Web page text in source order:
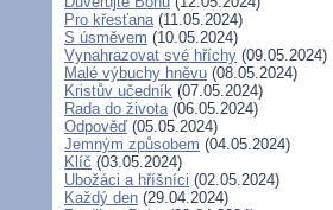
Pro křesťana(11.05.2024)
S úsměvem (10.05.2024)
Vynahrazovat své hříchy (09.05.2024)
Malé výbuchy hněvu (08.05.2024)
Kristův učedník (07.05.2024)
Rada do života(06.05.2024)
Odpověď (05.05.2024)
Jemným způsobem (04.05.2024)
Klíč (03.05.2024)
Ubožáci a hříšníci (02.05.2024)
Každý den (29.04.2024)